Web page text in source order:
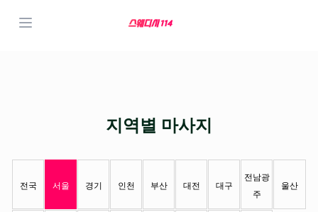
지역별 마사지
전국 서울 경기 인천 부산 대전 대구
전남광
주
울산